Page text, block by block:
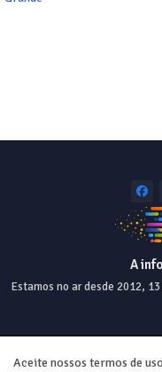
A
Estamos no ar desde 2012,
Home About
Aceite nossos termos de